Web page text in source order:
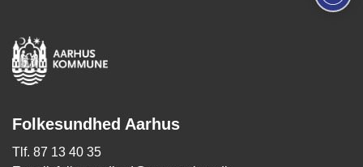
Folkesundhed Aarhus
Tlf. 87 13 40 35